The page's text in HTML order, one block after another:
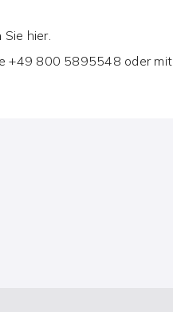
hier.
+49 800 5895548 oder mit